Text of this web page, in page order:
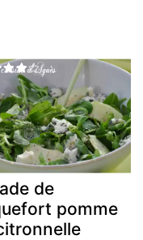
de
pomme